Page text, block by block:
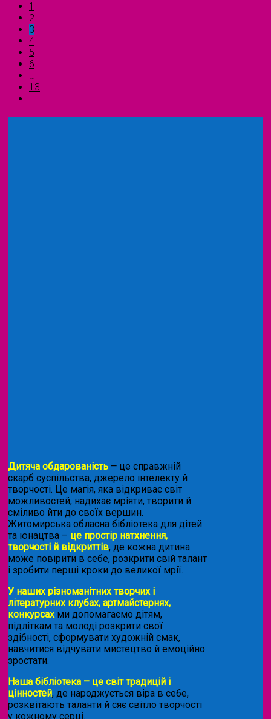
1
2
3
4
5
6
…
13
Дитяча обдарованість – це справжній
скарб суспільства, джерело інтелекту й
творчості. Це магія, яка відкриває світ
можливостей, надихає мріяти, творити й
сміливо йти до своїх вершин.
Житомирська обласна бібліотека для дітей
та юнацтва – це простір натхнення,
творчості й відкриттів, де кожна дитина
може повірити в себе, розкрити свій талант
і зробити перші кроки до великої мрії.
У наших різноманітних творчих і
літературних клубах, артмайстернях,
конкурсахми допомагаємо дітям,
підліткам та молоді розкрити свої
здібності, сформувати художній смак,
навчитися відчувати мистецтво й емоційно
зростати.
Наша бібліотека – це світ традицій і
цінностей, де народжується віра в себе,
розквітають таланти й сяє світло творчості
у кожному серці.